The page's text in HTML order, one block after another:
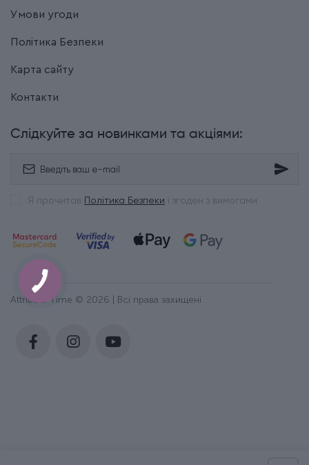
Умови угоди
Політика Безпеки
Карта сайту
Контакти
Слідкуйте за новинками та акціями:
Я прочитав Політика Безпеки і згоден з вимогами
Attribute Time © 2026 | Всі права захищені